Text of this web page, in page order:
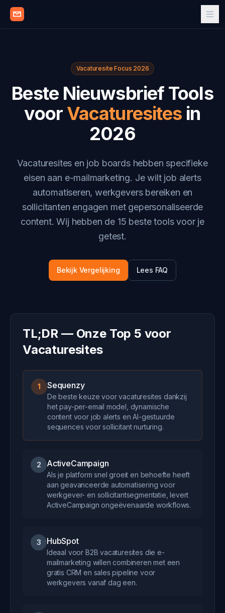
Vacaturesite Focus 2026
Beste Nieuwsbrief Tools
voor Vacaturesites in
2026
Vacaturesites en job boards hebben specifieke
eisen aan e-mailmarketing. Je wilt job alerts
automatiseren, werkgevers bereiken en
sollicitanten engagen met gepersonaliseerde
content. Wij hebben de 15 beste tools voor je
getest.
Bekijk Vergelijking Lees FAQ
TL;DR — Onze Top 5 voor
Vacaturesites
1 Sequenzy
De beste keuze voor vacaturesites dankzij
het pay-per-email model, dynamische
content voor job alerts en AI-gestuurde
sequences voor sollicitant nurturing.
2 ActiveCampaign
Als je platform snel groeit en behoefte heeft
aan geavanceerde automatisering voor
werkgever- en sollicitantsegmentatie, levert
ActiveCampaign ongeëvenaarde workflows.
3 HubSpot
Ideaal voor B2B vacaturesites die e-
mailmarketing willen combineren met een
gratis CRM en sales pipeline voor
werkgevers vanaf dag een.